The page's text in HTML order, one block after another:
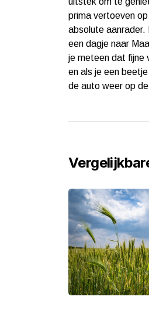
prima vertoeven
absolute aanrader.
een dagje naar
je meteen dat fijne
en als je een
de auto weer op